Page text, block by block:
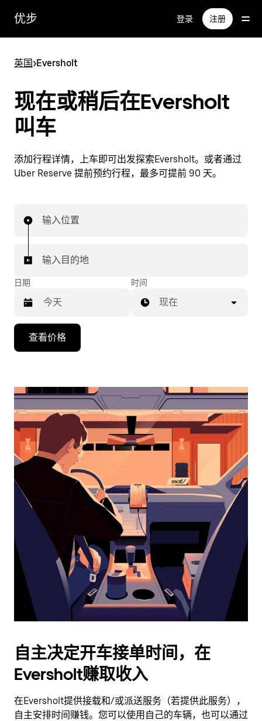
优步 登录 注册
英国>Eversholt
现在或稍后在Eversholt
叫车
添加行程详情，上车即可出发探索Eversholt。或者通过
Uber Reserve 提前预约行程，最多可提前 90 天。
输入位置
输入目的地
日期
向
头
浏
日
并
期。
按
退
闭
日
历。
时间
现在
查看价格
自主决定开车接单时间，在
Eversholt赚取收入
在Eversholt提供接载和/或派送服务（若提供此服务），
自主安排时间赚钱。您可以使用自己的车辆，也可以通过